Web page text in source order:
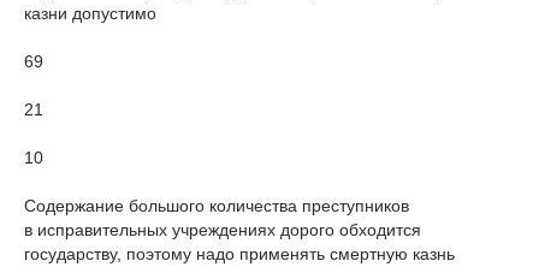
казни допустимо
69
21
10
Содержание большого количества преступников
в исправительных учреждениях дорого обходится
государству, поэтому надо применять смертную казнь